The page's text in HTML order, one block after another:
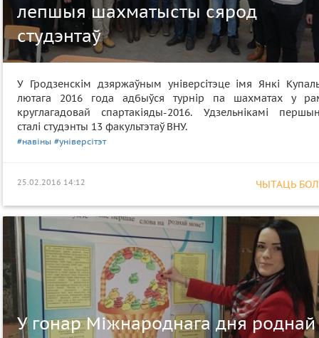
лепшыя шахматысты сярод
студэнтаў
У Гродзенскім дзяржаўным універсітэце імя Янкі
лютага 2016 года адбыўся турнір па шахматах у
круглагадовай спартакіяды-2016. Удзельнікамі
сталі студэнты 13 факультэтаў ВНУ.
#навіны #універсітэт
ЧЫТАЦЬ
25.02.2016 14:12
У гонар Міжнароднага дня роднай